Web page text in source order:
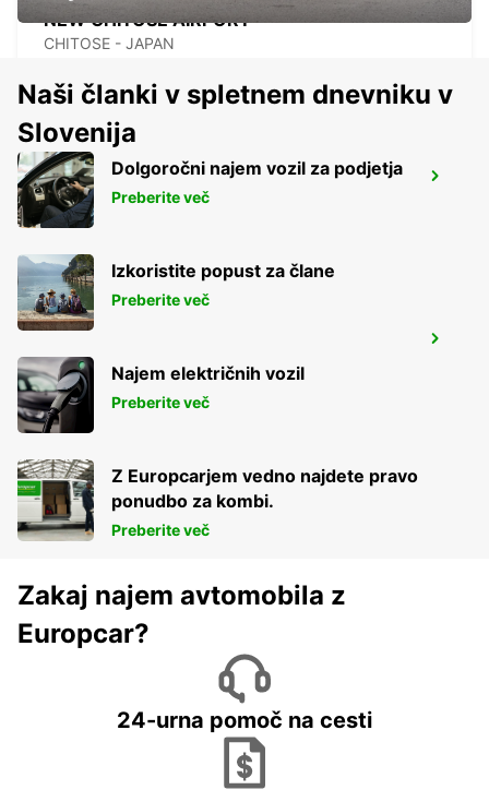
NEW CHITOSE AIRPORT
CHITOSE - JAPAN
NAGASAKI AIRPORT
OMURA - JAPAN
KIRISHIMA - JAPAN
Naši članki v spletnem dnevniku v
Slovenija
Dolgoročni najem vozil za podjetja
Preberite več
Izkoristite popust za člane
Preberite več
Najem električnih vozil
Preberite več
Z Europcarjem vedno najdete pravo
ponudbo za kombi.
Preberite več
Zakaj najem avtomobila z
Europcar?
24-urna pomoč na cesti